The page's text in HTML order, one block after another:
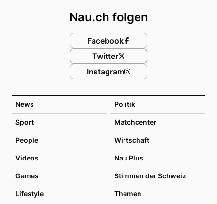
News Politik
Sport Matchcenter
People Wirtschaft
Videos Nau Plus
Games Stimmen der Schweiz
Lifestyle Themen
Nau.ch folgen
Facebook
Twitter
Instagram